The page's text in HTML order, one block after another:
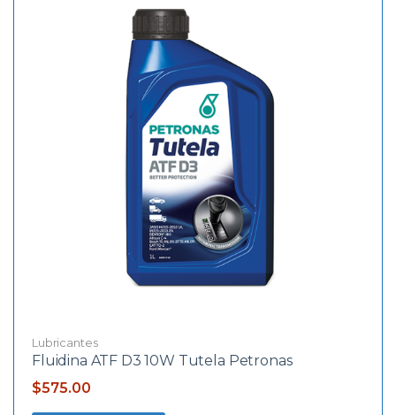
Lubricantes
Fluidina ATF D3 10W Tutela Petronas
$575.00